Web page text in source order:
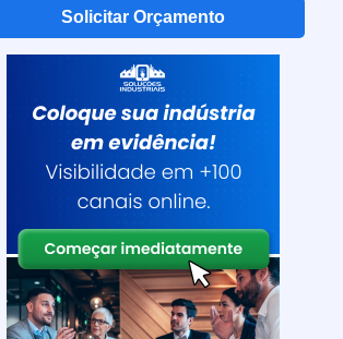
Solicitar Orçamento